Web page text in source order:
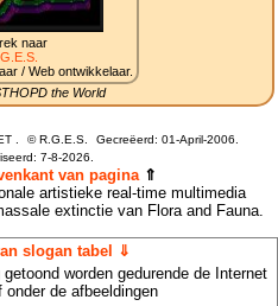
naar
/ Web ontwikkelaar.
the World
. ©R.G.E.S.
Gecreëerd: 01-April-2006.
7-8-2026.
van pagina⇑
artistieke real-time multimedia
extinctie van Flora and Fauna.
slogan tabel ⇓
worden gedurende de Internet
de afbeeldingen